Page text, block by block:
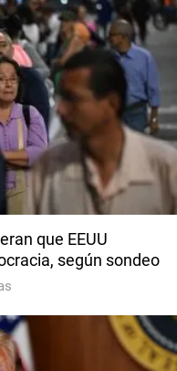
que EEUU
según sondeo